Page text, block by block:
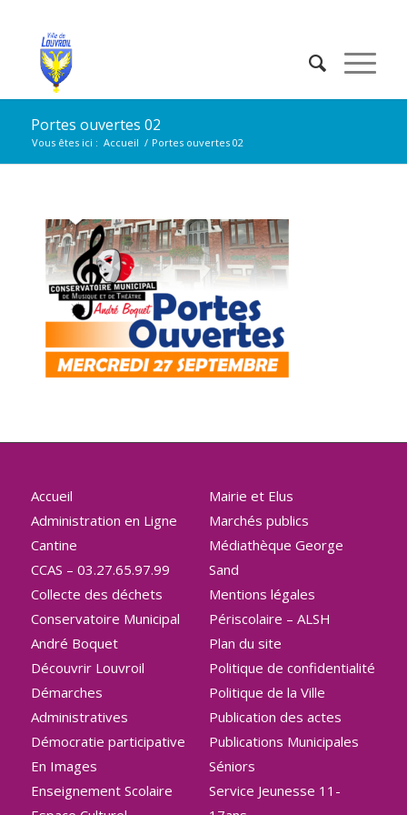
Portes ouvertes 02
Vous êtes ici : Accueil / Portes ouvertes 02
Accueil
Administration en Ligne
Cantine
CCAS – 03.27.65.97.99
Collecte des déchets
Conservatoire Municipal
André Boquet
Découvrir Louvroil
Démarches
Administratives
Démocratie participative
En Images
Enseignement Scolaire
Mairie et Elus
Marchés publics
Médiathèque George
Sand
Mentions légales
Périscolaire – ALSH
Plan du site
Politique de confidentialité
Politique de la Ville
Publication des actes
Publications Municipales
Séniors
Service Jeunesse 11-